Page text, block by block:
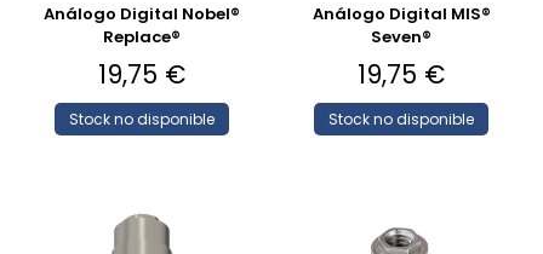
Análogo Digital Nobel®
Replace®
19,75 €
Stock no disponible
Análogo Digital MIS®
Seven®
19,75 €
Stock no disponible